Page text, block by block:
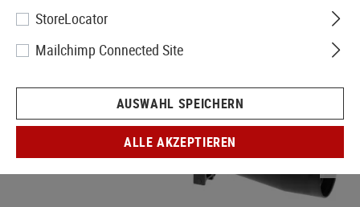
StoreLocator
Mailchimp Connected Site
AUSWAHL SPEICHERN
ALLE AKZEPTIEREN